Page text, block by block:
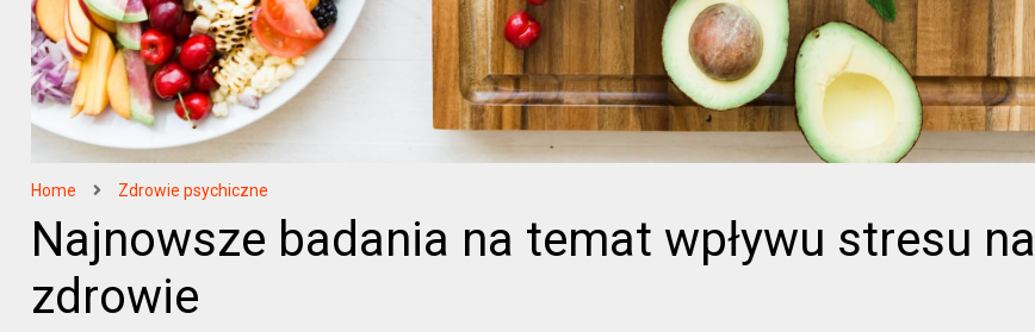
Home Zdrowie psychiczne
Najnowsze badania na temat wpływu stresu na
zdrowie